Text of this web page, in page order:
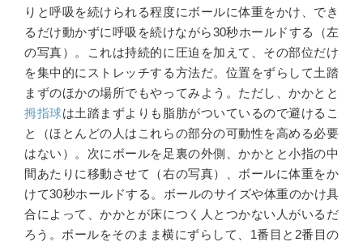
りと呼吸を続けられる程度にボールに体重をかけ、でき
るだけ動かずに呼吸を続けながら30秒ホールドする（左
の写真）。これは持続的に圧迫を加えて、その部位だけ
を集中的にストレッチする方法だ。位置をずらして土踏
まずのほかの場所でもやってみよう。ただし、かかとと
拇指球は土踏まずよりも脂肪がついているので避けるこ
と（ほとんどの人はこれらの部分の可動性を高める必要
はない）。次にボールを足裏の外側、かかとと小指の中
間あたりに移動させて（右の写真）、ボールに体重をか
けて30秒ホールドする。ボールのサイズや体重のかけ具
合によって、かかとが床につく人とつかない人がいるだ
ろう。ボールをそのまま横にずらして、1番目と2番目の